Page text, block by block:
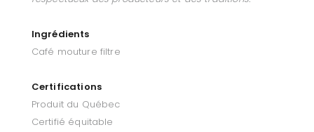
Ingrédients
Café mouture filtre
Certifications
Produit du Québec
Certifié équitable